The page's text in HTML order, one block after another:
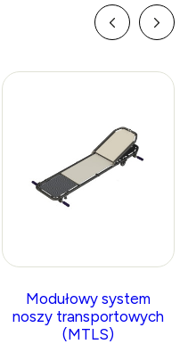
Modułowy system
noszy transportowych
(MTLS)